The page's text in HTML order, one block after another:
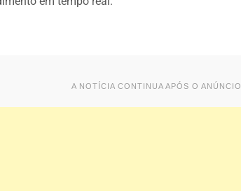
A NOTÍCIA CONTINUA APÓS O ANÚNCIO